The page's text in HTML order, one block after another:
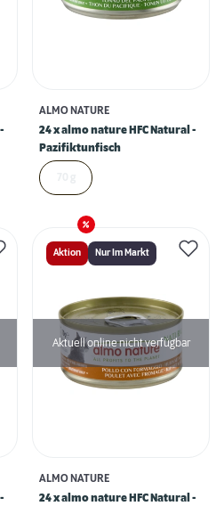
ALMO NATURE
24 x almo nature HFC Natural -
Pazifiktunfisch
Aktion Nur Im Markt
Aktuell online nicht verfügbar
ALMO NATURE
24 x almo nature HFC Natural -